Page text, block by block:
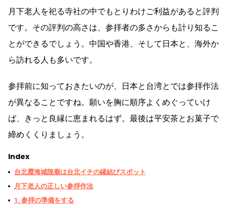
月下老人を祀る寺社の中でもとりわけご利益があると評判
です。その評判の高さは、参拝者の多さからも計り知るこ
とができるでしょう。中国や香港、そして日本と、海外か
ら訪れる人も多いです。
参拝前に知っておきたいのが、日本と台湾とでは参拝作法
が異なることですね。願いを胸に順序よくめぐっていけ
ば、きっと良縁に恵まれるはず。最後は平安茶とお菓子で
締めくくりましょう。
Index
台北霞海城隍廟は台北イチの縁結びスポット
月下老人の正しい参拝作法
1. 参拝の準備をする